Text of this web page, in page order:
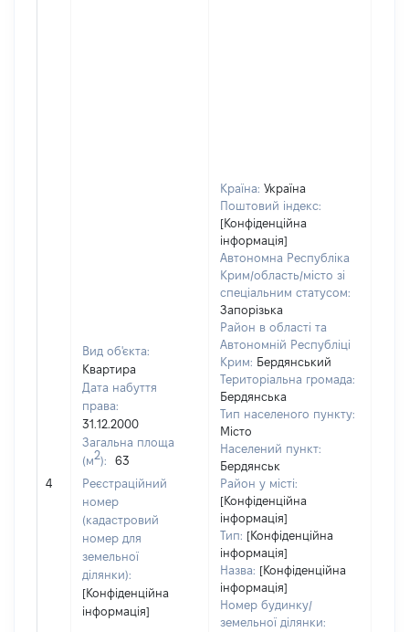
4
Вид об'єкта:
Квартира
Дата набуття
права:
31.12.2000
Загальна площа
(м2):
63
Реєстраційний
номер
(кадастровий
номер для
земельної
ділянки):
[Конфіденційна
інформація]
Країна: Україна
Поштовий індекс:
[Конфіденційна
інформація]
Автономна Республіка
Крим/область/місто зі
спеціальним статусом:
Запорізька
Район в області та
Автономній Республіці
Крим: Бердянський
Територіальна громада:
Бердянська
Тип населеного пункту:
Місто
Населений пункт:
Бердянськ
Район у місті:
[Конфіденційна
інформація]
Тип: [Конфіденційна
інформація]
Назва: [Конфіденційна
інформація]
Номер будинку/
земельної ділянки: